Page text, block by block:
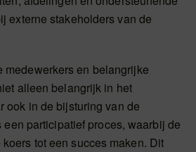
externe stakeholders van de
medewerkers en belangrijke
alleen belangrijk in het
ook in de bijsturing van de
participatief proces, waarbij de
tot een succes maken. Dit